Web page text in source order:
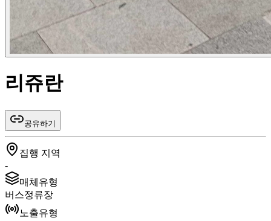
리쥬란
공유하기
집행 지역
-
매체유형
버스정류장
노출유형